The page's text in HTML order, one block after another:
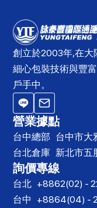
創立於2003年,在大
細心包裝技術與豐
戶手中。
營業據點
台中總部 台中市大
台北倉庫 新北市五
詢價專線
台北 +8862(02) -
台中 +8864(04) -